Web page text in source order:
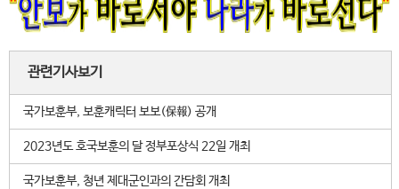
관련기사보기
국가보훈부, 보훈캐릭터 보보(保報) 공개
2023년도 호국보훈의 달 정부포상식 22일 개최
국가보훈부, 청년 제대군인과의 간담회 개최